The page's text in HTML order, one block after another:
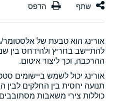
אורינג הוא טבעת של
להתיישב בחריץ ולהידחס בין
ההרכבה, וכך ליצור איטום.
אורינג יכול לשמש ביישומים
תנועה יחסית בין החלקים לבין
כוללות צירי משאבות מסתובבים